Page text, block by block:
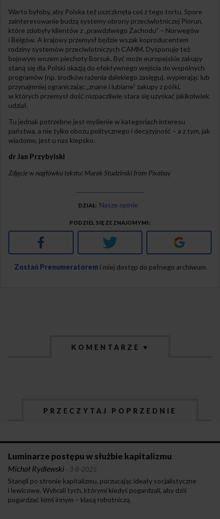
Warto byłoby, aby Polska też uszczknęła coś z tego tortu. Spore
zainteresowanie budzą systemy obrony przeciwlotniczej Piorun,
które zdobyły klientów z „prawdziwego Zachodu” – Norwegów
i Belgów. A krajowy przemysł będzie wszak koproducentem
rodziny systemów przeciwlotniczych CAMM. Dysponuje też
bojowym wozem piechoty Borsuk. Być może europejskie zakupy
staną się dla Polski okazją do efektywnego wejścia do wspólnych
programów (np. środków rażenia dalekiego zasięgu), wypierając lub
przynajmniej ograniczając „znane i lubiane” zakupy z półki,
w których przemysł dość rozpaczliwie stara się uzyskać jakikolwiek
udział.
Tu jednak potrzebne jest myślenie w kategoriach interesu
państwa, a nie tylko obozu politycznego i decyzyjność – a z tym, jak
wiadomo, jest u nas kiepsko.
dr Jan Przybylski
Zdjęcie w nagłówku tekstu: Marek Studzinski from Pixabay
DZIAŁ Nasze opinie
PODZIEL SIĘ ZE ZNAJOMYMI
Facebook Twitter Google+
Zostań Prenumeratorem i miej dostęp do pełnego archiwum
KOMENTARZE ▾
PRZECZYTAJ POPRZEDNIE
Luminarze postępu w służbie kapitalizmu
Michał Rydlewski · 3-8-2025
Stanęli po stronie kapitalizmu, porzucając ideały socjalistyczne
i lewicowe. Wybrali tych, którymi kiedyś pogardzali, aby dziś
pogardzać kimś innym – klasą robotniczą.